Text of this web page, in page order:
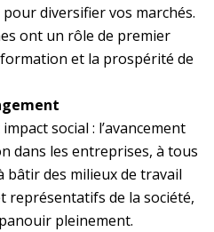
diversifier vos marchés.
ont un rôle de premier
et la prospérité de
social : l’avancement
dans les entreprises, à tous
bâtir des milieux de travail
de la société,
pleinement.